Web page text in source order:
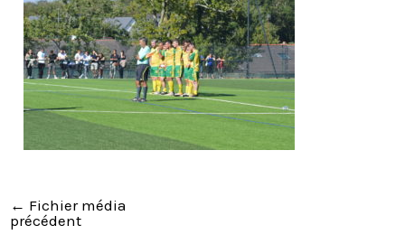
← Fichier média
précédent